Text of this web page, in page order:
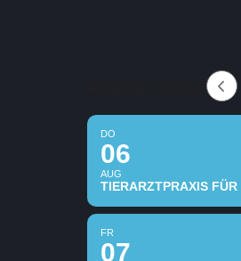
DO
06
AUG
TIERARZTPRAXIS
FR
07